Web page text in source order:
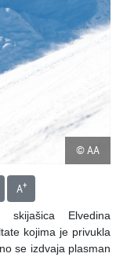
© AA
A+
skijašica Elvedina
kojima je privukla
se izdvaja plasman